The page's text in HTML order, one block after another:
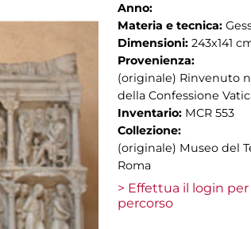
Anno:
Materia e tecnica:
Dimensioni: 243x141
Provenienza:
(originale) Rinvenuto
della Confessione
Inventario: MCR 553
Collezione:
(originale) Museo del
Roma
> Effettua il login
percorso